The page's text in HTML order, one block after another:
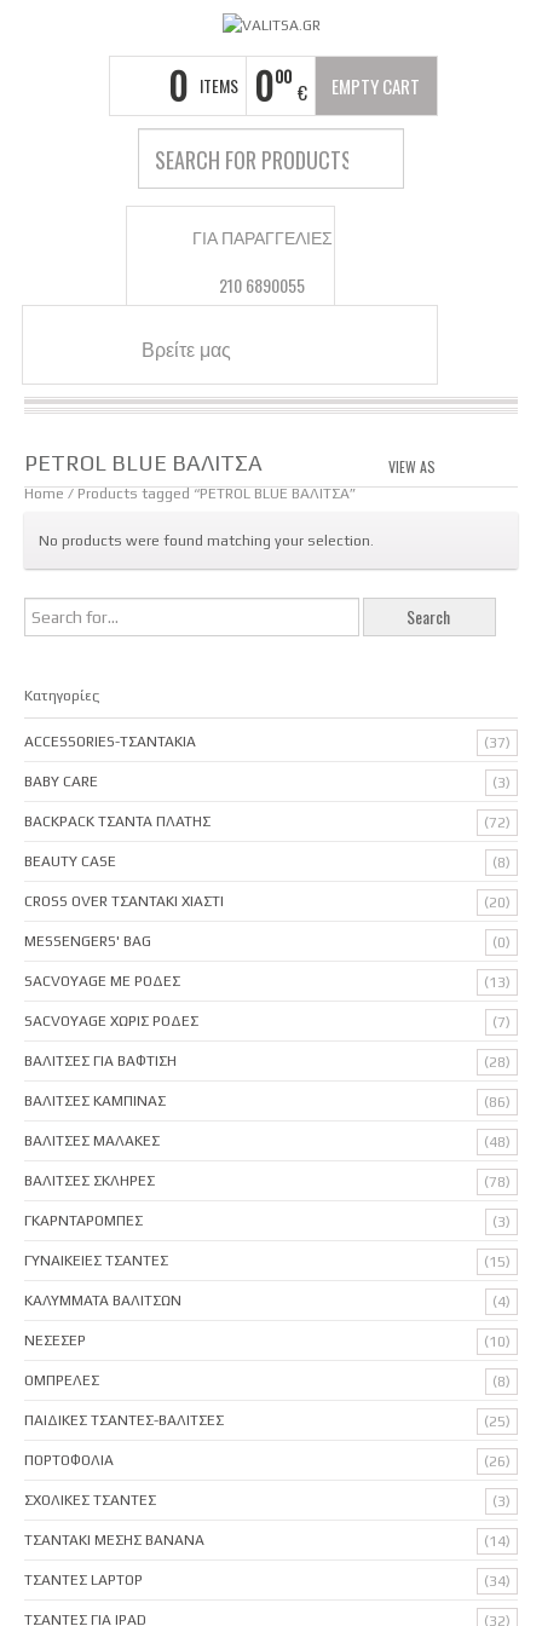
0 ITEMS 000
€ EMPTY CART
ΓΙΑ ΠΑΡΑΓΓΕΛΙΕΣ
210 6890055
Βρείτε μας
PETROL BLUE ΒΑΛΙΤΣΑ VIEW AS
Home / Products tagged “PETROL BLUE ΒΑΛΙΤΣΑ”
No products were found matching your selection.
Κατηγορίες
ACCESSORIES-ΤΣΑΝΤΑΚΙΑ (37)
BABY CARE (3)
BACKPACK ΤΣΑΝΤΑ ΠΛΑΤΗΣ (72)
BEAUTY CASE (8)
CROSS OVER ΤΣΑΝΤΑΚΙ ΧΙΑΣΤΙ (20)
MESSENGERS' BAG (0)
SACVOYAGE ΜΕ ΡΟΔΕΣ (13)
SACVOYAGE ΧΩΡΙΣ ΡΟΔΕΣ (7)
ΒΑΛΙΤΣΕΣ ΓΙΑ ΒΑΦΤΙΣΗ (28)
ΒΑΛΙΤΣΕΣ ΚΑΜΠΙΝΑΣ (86)
ΒΑΛΙΤΣΕΣ ΜΑΛΑΚΕΣ (48)
ΒΑΛΙΤΣΕΣ ΣΚΛΗΡΕΣ (78)
ΓΚΑΡΝΤΑΡΟΜΠΕΣ (3)
ΓΥΝΑΙΚΕΙΕΣ ΤΣΑΝΤΕΣ (15)
ΚΑΛΥΜΜΑΤΑ ΒΑΛΙΤΣΩΝ (4)
ΝΕΣΕΣΕΡ (10)
ΟΜΠΡΕΛΕΣ (8)
ΠΑΙΔΙΚΕΣ ΤΣΑΝΤΕΣ-ΒΑΛΙΤΣΕΣ (25)
ΠΟΡΤΟΦΟΛΙΑ (26)
ΣΧΟΛΙΚΕΣ ΤΣΑΝΤΕΣ (3)
ΤΣΑΝΤΑΚΙ ΜΕΣΗΣ BANANA (14)
ΤΣΑΝΤΕΣ LAPTOP (34)
ΤΣΑΝΤΕΣ ΓΙΑ IPAD (32)